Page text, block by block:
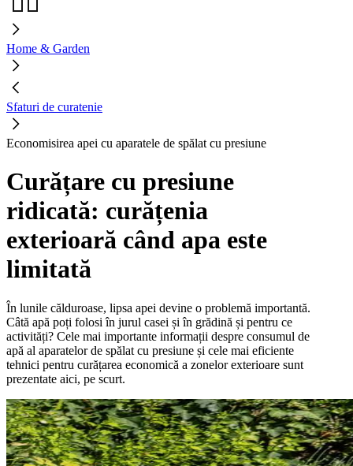
Home & Garden
Sfaturi de curatenie
Economisirea apei cu aparatele de spălat cu presiune
Curățare cu presiune
ridicată: curățenia
exterioară când apa este
limitată
În lunile călduroase, lipsa apei devine o problemă importantă.
Câtă apă poți folosi în jurul casei și în grădină și pentru ce
activități? Cele mai importante informații despre consumul de
apă al aparatelor de spălat cu presiune și cele mai eficiente
tehnici pentru curățarea economică a zonelor exterioare sunt
prezentate aici, pe scurt.